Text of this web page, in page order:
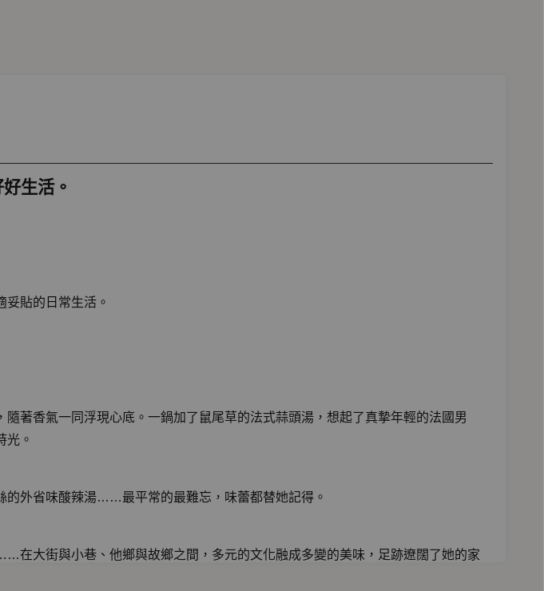
生活。
貼的日常生活。
著香氣一同浮現心底。一鍋加了鼠尾草的法式蒜頭湯，想起了真摯年輕的法國男
光。
的外省味酸辣湯……最平常的最難忘，味蕾都替她記得。
在大街與小巷、他鄉與故鄉之間，多元的文化融成多變的美味，足跡遼闊了她的家